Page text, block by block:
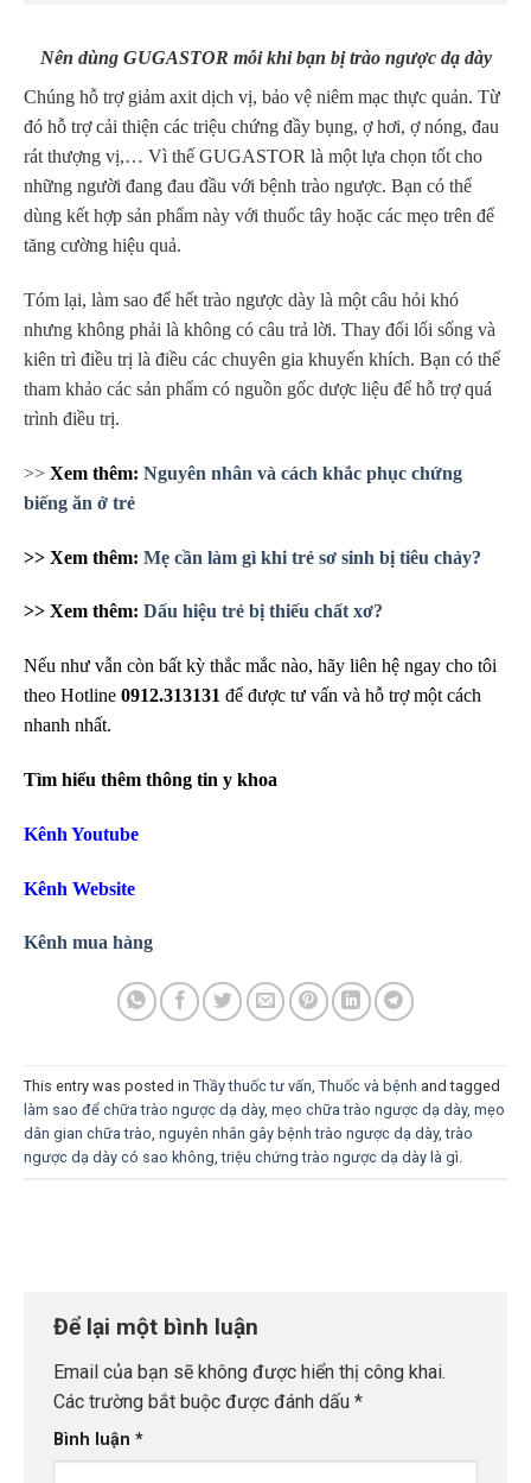
Nên dùng GUGASTOR mỗi khi bạn bị trào ngược dạ dày
Chúng hỗ trợ giảm axit dịch vị, bảo vệ niêm mạc thực quản. Từ
đó hỗ trợ cải thiện các triệu chứng đầy bụng, ợ hơi, ợ nóng, đau
rát thượng vị,… Vì thế GUGASTOR là một lựa chọn tốt cho
những người đang đau đầu với bệnh trào ngược. Bạn có thể
dùng kết hợp sản phẩm này với thuốc tây hoặc các mẹo trên để
tăng cường hiệu quả.
Tóm lại, làm sao để hết trào ngược dày là một câu hỏi khó
nhưng không phải là không có câu trả lời. Thay đổi lối sống và
kiên trì điều trị là điều các chuyên gia khuyến khích. Bạn có thể
tham khảo các sản phẩm có nguồn gốc dược liệu để hỗ trợ quá
trình điều trị.
>> Xem thêm: Nguyên nhân và cách khắc phục chứng
biếng ăn ở trẻ
>> Xem thêm: Mẹ cần làm gì khi trẻ sơ sinh bị tiêu chảy?
>> Xem thêm: Dấu hiệu trẻ bị thiếu chất xơ?
Nếu như vẫn còn bất kỳ thắc mắc nào, hãy liên hệ ngay cho tôi
theo Hotline 0912.313131 để được tư vấn và hỗ trợ một cách
nhanh nhất.
Tìm hiểu thêm thông tin y khoa
Kênh Youtube
Kênh Website
Kênh mua hàng
This entry was posted in Thầy thuốc tư vấn Thuốc và bệnh and tagged
làm sao để chữa trào ngược dạ dày, mẹo chữa trào ngược dạ dày, mẹo
dân gian chữa trào nguyên nhân gây bệnh trào ngược dạ dày,trào
ngược dạ dày có sao không ,triệu chứng trào ngược dạ dày là gì
Để lại một bình luận
Email của bạn sẽ không được hiển thị công khai.
Các trường bắt buộc được đánh dấu *
Bình luận *